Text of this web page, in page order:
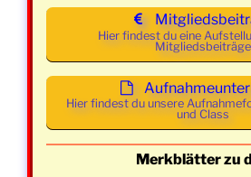
Uhr
Mittwoch
15. April
Uhr
Mittwoch
22. April
2026
21:30
Hier findest du eine
Mitgliedsbeiträge
Hier findest du unsere
und Class
Merkblätter zu